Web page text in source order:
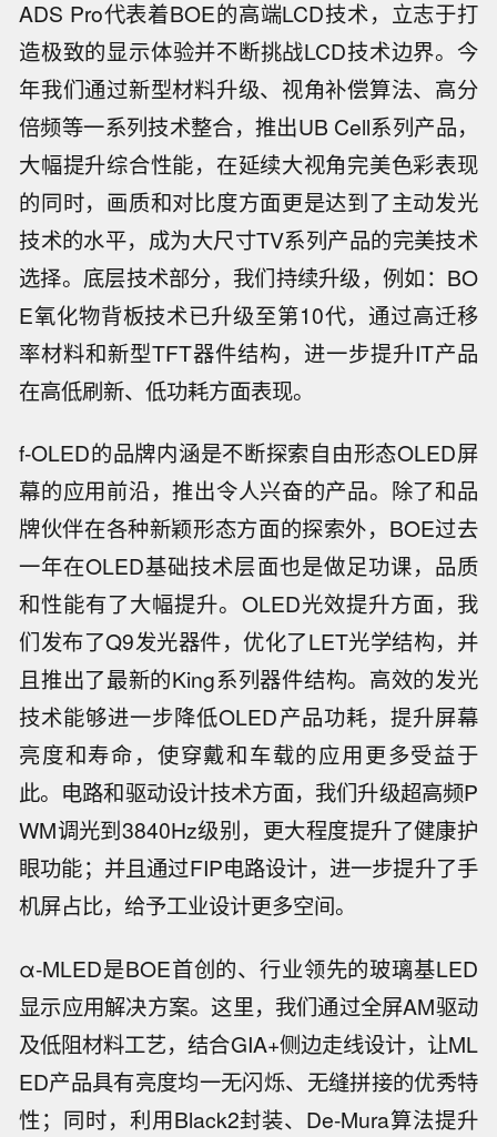
ADS Pro代表着BOE的高端LCD技术，立志于打
造极致的显示体验并不断挑战LCD技术边界。今
年我们通过新型材料升级、视角补偿算法、高分
倍频等一系列技术整合，推出UB Cell系列产品，
大幅提升综合性能，在延续大视角完美色彩表现
的同时，画质和对比度方面更是达到了主动发光
技术的水平，成为大尺寸TV系列产品的完美技术
选择。底层技术部分，我们持续升级，例如：BO
E氧化物背板技术已升级至第10代，通过高迁移
率材料和新型TFT器件结构，进一步提升IT产品
在高低刷新、低功耗方面表现。
f-OLED的品牌内涵是不断探索自由形态OLED屏
幕的应用前沿，推出令人兴奋的产品。除了和品
牌伙伴在各种新颖形态方面的探索外，BOE过去
一年在OLED基础技术层面也是做足功课，品质
和性能有了大幅提升。OLED光效提升方面，我
们发布了Q9发光器件，优化了LET光学结构，并
且推出了最新的King系列器件结构。高效的发光
技术能够进一步降低OLED产品功耗，提升屏幕
亮度和寿命，使穿戴和车载的应用更多受益于
此。电路和驱动设计技术方面，我们升级超高频P
WM调光到3840Hz级别，更大程度提升了健康护
眼功能；并且通过FIP电路设计，进一步提升了手
机屏占比，给予工业设计更多空间。
α-MLED是BOE首创的、行业领先的玻璃基LED
显示应用解决方案。这里，我们通过全屏AM驱动
及低阻材料工艺，结合GIA+侧边走线设计，让ML
ED产品具有亮度均一无闪烁、无缝拼接的优秀特
性；同时，利用Black2封装、De-Mura算法提升